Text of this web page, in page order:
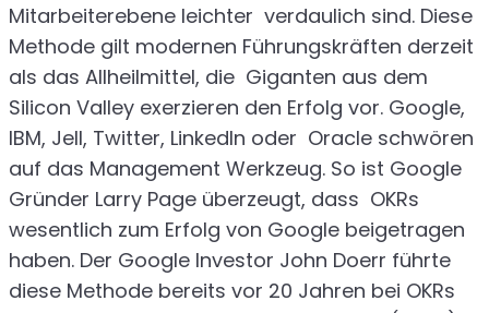
Mitarbeiterebene leichter verdaulich sind. Diese
Methode gilt modernen Führungskräften derzeit
als das Allheilmittel, die Giganten aus dem
Silicon Valley exerzieren den Erfolg vor. Google,
IBM, Jell, Twitter, LinkedIn oder Oracle schwören
auf das Management Werkzeug. So ist Google
Gründer Larry Page überzeugt, dass OKRs
wesentlich zum Erfolg von Google beigetragen
haben. Der Google Investor John Doerr führte
diese Methode bereits vor 20 Jahren bei OKRs